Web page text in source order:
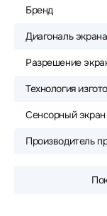
Бренд
Диагональ экрана
Разрешение
Технология
Сенсорный экран
Производитель